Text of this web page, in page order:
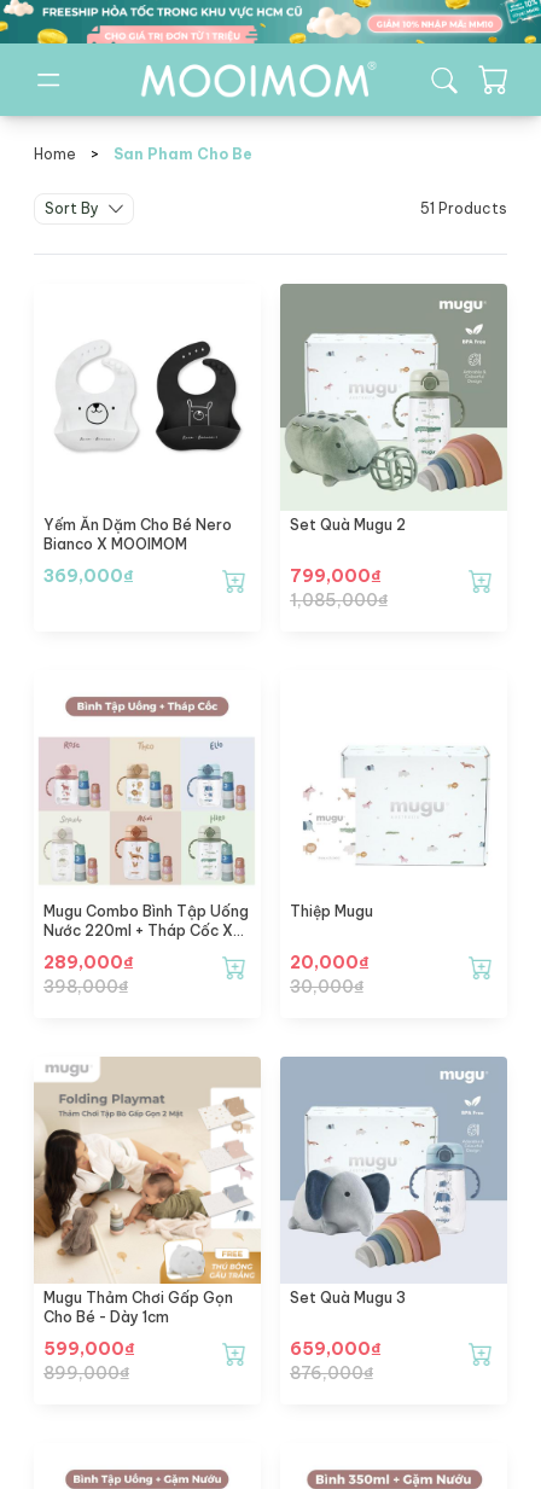
Home > San Pham Cho Be
san pham cho be
Sort By 51 Products
Yếm Ăn Dặm Cho Bé Nero
Bianco X MOOIMOM
369,000₫
Set Quà Mugu 2
799,000₫
1,085,000₫
Mugu Combo Bình Tập Uống
Nước 220ml + Tháp Cốc Xếp
289,000₫
398,000₫
Thiệp Mugu
20,000₫
30,000₫
Mugu Thảm Chơi Gấp Gọn
Cho Bé - Dày 1cm
599,000₫
899,000₫
Set Quà Mugu 3
659,000₫
876,000₫